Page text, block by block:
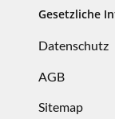
Gesetzliche
Datenschutz
AGB
Sitemap